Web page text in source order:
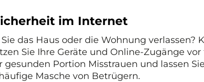
im Internet
das Haus oder die Wohnung verlassen?
Sie Ihre Geräte und Online-Zugänge
Portion Misstrauen und lassen
Masche von Betrügern.